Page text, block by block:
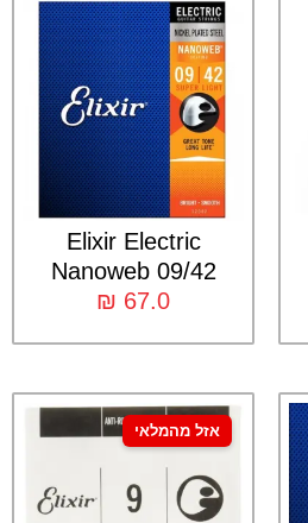
Elixir Electric
Nanoweb 09/42
₪ 67.0
אזל מהמלאי